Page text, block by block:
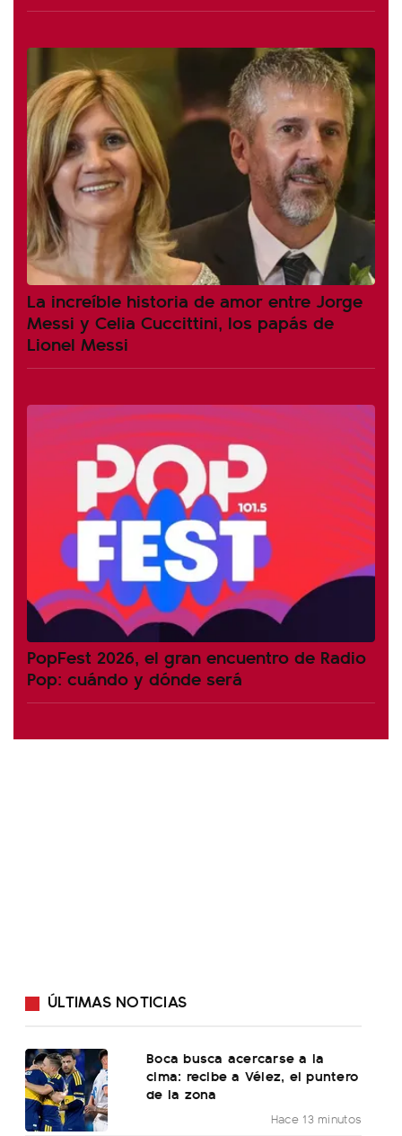
La increíble historia de amor entre Jorge
Messi y Celia Cuccittini, los papás de
Lionel Messi
PopFest 2026, el gran encuentro de Radio
Pop: cuándo y dónde será
ÚLTIMAS NOTICIAS
Boca busca acercarse a la
cima: recibe a Vélez, el puntero
de la zona
Hace 13 minutos